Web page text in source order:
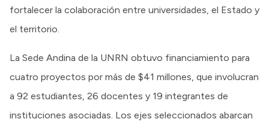
fortalecer la colaboración entre universidades, el Estado y
el territorio.
La Sede Andina de la UNRN obtuvo financiamiento para
cuatro proyectos por más de $41 millones, que involucran
a 92 estudiantes, 26 docentes y 19 integrantes de
instituciones asociadas. Los ejes seleccionados abarcan